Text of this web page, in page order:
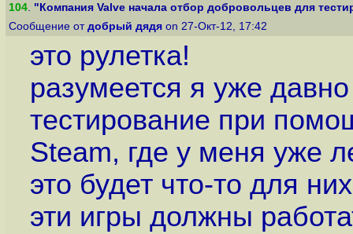
104. "Компания Valve начала отбор добровольцев для
Сообщение от добрый дядя on 27-Окт-12, 17:42
это рулетка!
разумеется я уже
тестирование при
Steam, где у меня уже
это будет что-то для
эти игры должны